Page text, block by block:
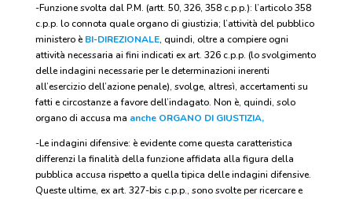
-Funzione svolta dal P.M. (artt. 50, 326, 358 c.p.p.): l’articolo 358
c.p.p. lo connota quale organo di giustizia; l’attività del pubblico
ministero è BI-DIREZIONALE, quindi, oltre a compiere ogni
attività necessaria ai fini indicati ex art. 326 c.p.p. (lo svolgimento
delle indagini necessarie per le determinazioni inerenti
all’esercizio dell’azione penale), svolge, altresì, accertamenti su
fatti e circostanze a favore dell’indagato. Non è, quindi, solo
organo di accusa ma anche ORGANO DI GIUSTIZIA,
-Le indagini difensive: è evidente come questa caratteristica
differenzi la finalità della funzione affidata alla figura della
pubblica accusa rispetto a quella tipica delle indagini difensive.
Queste ultime, ex art. 327-bis c.p.p., sono svolte per ricercare e